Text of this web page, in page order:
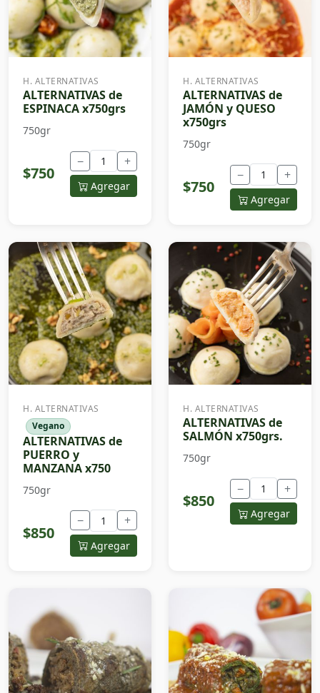
H. ALTERNATIVAS
ALTERNATIVAS de
ESPINACA x750grs
750gr
$750
− +
Agregar
H. ALTERNATIVAS
ALTERNATIVAS de
JAMÓN y QUESO
x750grs
750gr
$750
− +
Agregar
H. ALTERNATIVAS
Vegano
ALTERNATIVAS de
PUERRO y
MANZANA x750
750gr
$850
− +
Agregar
H. ALTERNATIVAS
ALTERNATIVAS de
SALMÓN x750grs.
750gr
$850
− +
Agregar